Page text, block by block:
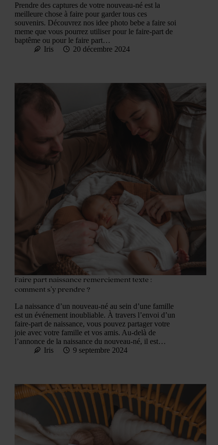
Prendre des captures de votre nouveau-né est la
meilleure chose à faire pour garder tous ces
souvenirs. Découvrez nos idee photo bebe a faire soi
meme que vous pourrez utiliser pour le faire-part de
baptême ou pour le faire part…
Iris
20 décembre 2024
Faire part naissance remerciement texte :
comment s’y prendre ?
La naissance d’un nouveau-né au sein d’une famille
est un événement inoubliable. À travers l’envoi d’un
faire-part de naissance, vous pouvez partager votre
joie avec votre famille et vos amis. Au-delà de
l’annonce de la naissance du nouveau-né, il est…
Iris
9 septembre 2024